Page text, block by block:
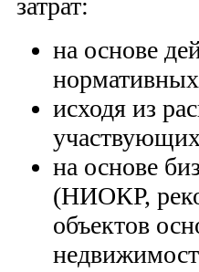
затрат:
на основе
исходя из
на основе
(НИОКР,
объектов